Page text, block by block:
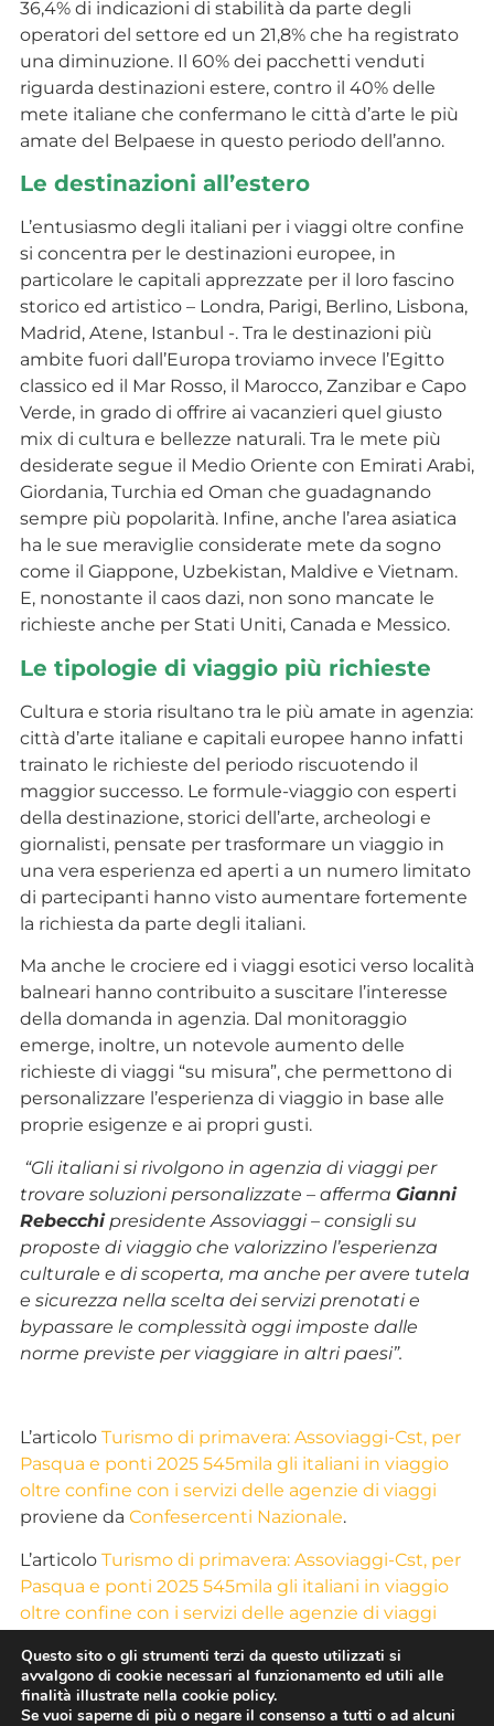
36,4% di indicazioni di stabilità da parte degli
operatori del settore ed un 21,8% che ha registrato
una diminuzione. Il 60% dei pacchetti venduti
riguarda destinazioni estere, contro il 40% delle
mete italiane che confermano le città d’arte le più
amate del Belpaese in questo periodo dell’anno.
Le destinazioni all’estero
L’entusiasmo degli italiani per i viaggi oltre confine
si concentra per le destinazioni europee, in
particolare le capitali apprezzate per il loro fascino
storico ed artistico – Londra, Parigi, Berlino, Lisbona,
Madrid, Atene, Istanbul -. Tra le destinazioni più
ambite fuori dall’Europa troviamo invece l’Egitto
classico ed il Mar Rosso, il Marocco, Zanzibar e Capo
Verde, in grado di offrire ai vacanzieri quel giusto
mix di cultura e bellezze naturali. Tra le mete più
desiderate segue il Medio Oriente con Emirati Arabi,
Giordania, Turchia ed Oman che guadagnando
sempre più popolarità. Infine, anche l’area asiatica
ha le sue meraviglie considerate mete da sogno
come il Giappone, Uzbekistan, Maldive e Vietnam.
E, nonostante il caos dazi, non sono mancate le
richieste anche per Stati Uniti, Canada e Messico.
Le tipologie di viaggio più richieste
Cultura e storia risultano tra le più amate in agenzia:
città d’arte italiane e capitali europee hanno infatti
trainato le richieste del periodo riscuotendo il
maggior successo. Le formule-viaggio con esperti
della destinazione, storici dell’arte, archeologi e
giornalisti, pensate per trasformare un viaggio in
una vera esperienza ed aperti a un numero limitato
di partecipanti hanno visto aumentare fortemente
la richiesta da parte degli italiani.
Ma anche le crociere ed i viaggi esotici verso località
balneari hanno contribuito a suscitare l’interesse
della domanda in agenzia. Dal monitoraggio
emerge, inoltre, un notevole aumento delle
richieste di viaggi “su misura”, che permettono di
personalizzare l’esperienza di viaggio in base alle
proprie esigenze e ai propri gusti.
“Gli italiani si rivolgono in agenzia di viaggi per
trovare soluzioni personalizzate – afferma Gianni
Rebecchipresidente Assoviaggi – consigli su
proposte di viaggio che valorizzino l’esperienza
culturale e di scoperta, ma anche per avere tutela
e sicurezza nella scelta dei servizi prenotati e
bypassare le complessità oggi imposte dalle
norme previste per viaggiare in altri paesi”.
L’articolo Turismo di primavera: Assoviaggi-Cst, per
Pasqua e ponti 2025 545mila gli italiani in viaggio
oltre confine con i servizi delle agenzie di viaggi
proviene da Confesercenti Nazionale.
L’articolo Turismo di primavera: Assoviaggi-Cst, per
Pasqua e ponti 2025 545mila gli italiani in viaggio
oltre confine con i servizi delle agenzie di viaggi
Questo sito o gli strumenti terzi da questo utilizzati si
avvalgono di cookie necessari al funzionamento ed utili alle
finalità illustrate nella cookie policy.
Se vuoi saperne di più o negare il consenso a tutti o ad alcuni